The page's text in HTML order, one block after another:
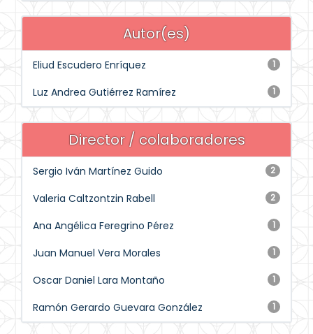
Autor(es)
1
Eliud Escudero Enríquez
1
Luz Andrea Gutiérrez Ramírez
Director / colaboradores
2
Sergio Iván Martínez Guido
2
Valeria Caltzontzin Rabell
1
Ana Angélica Feregrino Pérez
1
Juan Manuel Vera Morales
1
Oscar Daniel Lara Montaño
1
Ramón Gerardo Guevara González